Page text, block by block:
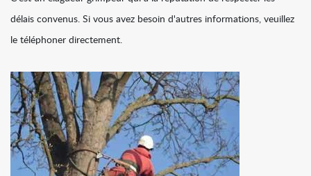
délais convenus. Si vous avez besoin d'autres informations, veuillez
le téléphoner directement.